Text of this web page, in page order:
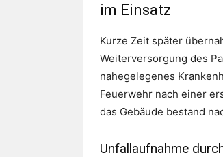
im Einsatz
Kurze Zeit später
Weiterversorgung des
nahegelegenes
Feuerwehr nach einer
das Gebäude bestand
Unfallaufnahme